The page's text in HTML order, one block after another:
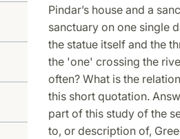
Pindar’s house and a
sanctuary on one single
the statue itself and the
the 'one' crossing the
often? What is the
this short quotation.
part of this study of the
to, or description of,